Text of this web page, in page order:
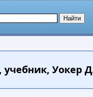
Уокер